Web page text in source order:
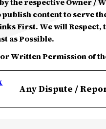
content to serve
First. We will Respect,
as Possible.
Written Permission of
Any Dispute /